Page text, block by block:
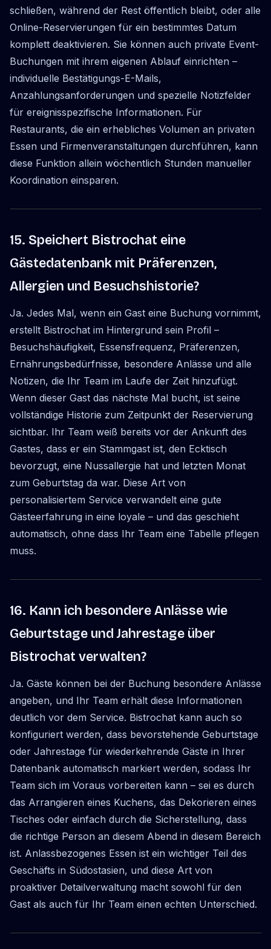
schließen, während der Rest öffentlich bleibt, oder alle
Online-Reservierungen für ein bestimmtes Datum
komplett deaktivieren. Sie können auch private Event-
Buchungen mit ihrem eigenen Ablauf einrichten –
individuelle Bestätigungs-E-Mails,
Anzahlungsanforderungen und spezielle Notizfelder
für ereignisspezifische Informationen. Für
Restaurants, die ein erhebliches Volumen an privaten
Essen und Firmenveranstaltungen durchführen, kann
diese Funktion allein wöchentlich Stunden manueller
Koordination einsparen.
15. Speichert Bistrochat eine
Gästedatenbank mit Präferenzen,
Allergien und Besuchshistorie?
Ja. Jedes Mal, wenn ein Gast eine Buchung vornimmt,
erstellt Bistrochat im Hintergrund sein Profil –
Besuchshäufigkeit, Essensfrequenz, Präferenzen,
Ernährungsbedürfnisse, besondere Anlässe und alle
Notizen, die Ihr Team im Laufe der Zeit hinzufügt.
Wenn dieser Gast das nächste Mal bucht, ist seine
vollständige Historie zum Zeitpunkt der Reservierung
sichtbar. Ihr Team weiß bereits vor der Ankunft des
Gastes, dass er ein Stammgast ist, den Ecktisch
bevorzugt, eine Nussallergie hat und letzten Monat
zum Geburtstag da war. Diese Art von
personalisiertem Service verwandelt eine gute
Gästeerfahrung in eine loyale – und das geschieht
automatisch, ohne dass Ihr Team eine Tabelle pflegen
muss.
16. Kann ich besondere Anlässe wie
Geburtstage und Jahrestage über
Bistrochat verwalten?
Ja. Gäste können bei der Buchung besondere Anlässe
angeben, und Ihr Team erhält diese Informationen
deutlich vor dem Service. Bistrochat kann auch so
konfiguriert werden, dass bevorstehende Geburtstage
oder Jahrestage für wiederkehrende Gäste in Ihrer
Datenbank automatisch markiert werden, sodass Ihr
Team sich im Voraus vorbereiten kann – sei es durch
das Arrangieren eines Kuchens, das Dekorieren eines
Tisches oder einfach durch die Sicherstellung, dass
die richtige Person an diesem Abend in diesem Bereich
ist. Anlassbezogenes Essen ist ein wichtiger Teil des
Geschäfts in Südostasien, und diese Art von
proaktiver Detailverwaltung macht sowohl für den
Gast als auch für Ihr Team einen echten Unterschied.